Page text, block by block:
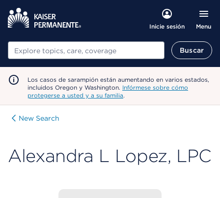
Inicie sesión Menu
Buscar Buscar
Los casos de sarampión están aumentando en varios estados,
incluidos Oregon y Washington. Infórmese sobre cómo
protegerse a usted y a su familia.
New Search
Alexandra L Lopez, LPC